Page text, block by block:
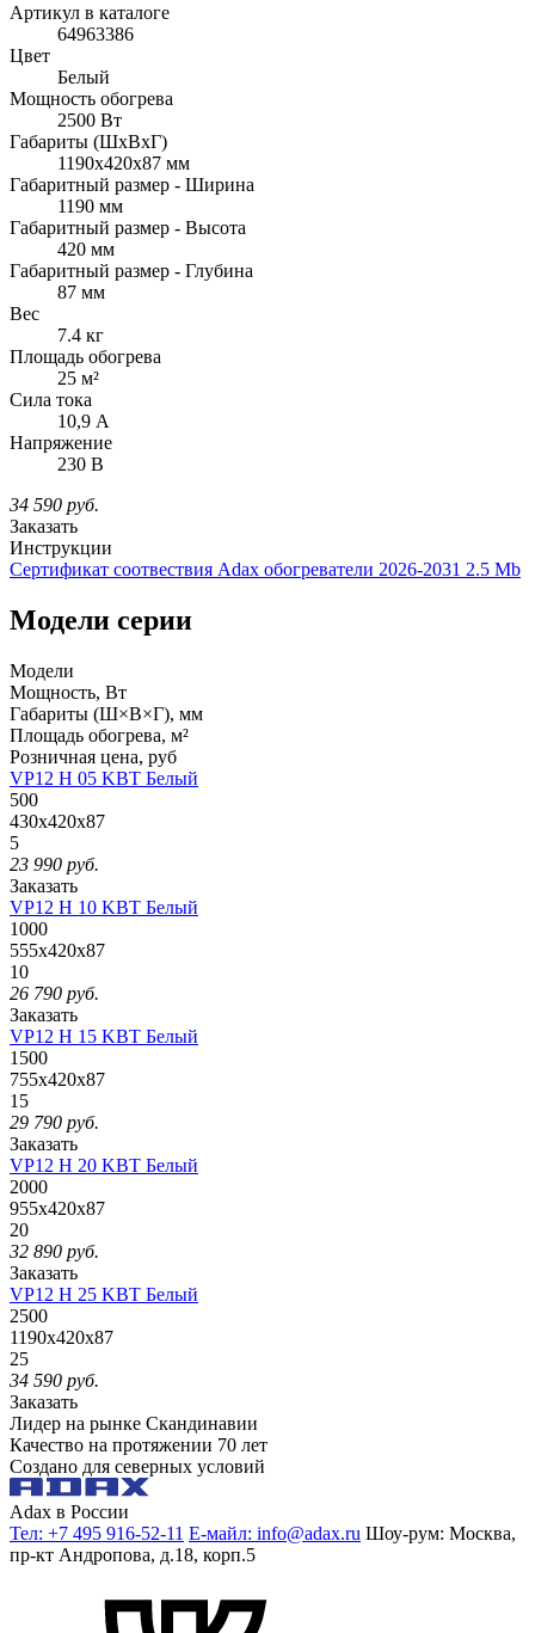
Артикул в каталоге
64963386
Цвет
Белый
Мощность обогрева
2500 Вт
Габариты (ШхВxГ)
1190x420x87 мм
Габаритный размер - Ширина
1190 мм
Габаритный размер - Высота
420 мм
Габаритный размер - Глубина
87 мм
Вес
7.4 кг
Площадь обогрева
25 м²
Сила тока
10,9 А
Напряжение
230 В
34 590 руб.
Заказать
Инструкции
Сертификат соотвествия Adax обогреватели 2026-2031 2.5 Mb
Модели серии
Модели
Мощность, Вт
Габариты (Ш×В×Г), мм
Площадь обогрева, м²
Розничная цена, руб
VP12 H 05 KBT Белый
500
430x420x87
5
23 990 руб.
Заказать
VP12 H 10 KBT Белый
1000
555x420x87
10
26 790 руб.
Заказать
VP12 H 15 KBT Белый
1500
755x420x87
15
29 790 руб.
Заказать
VP12 H 20 KBT Белый
2000
955x420x87
20
32 890 руб.
Заказать
VP12 H 25 KBT Белый
2500
1190x420x87
25
34 590 руб.
Заказать
Лидер на рынке Скандинавии
Качество на протяжении 70 лет
Создано для северных условий
Adax в России
Тел: +7 495 916-52-11 Е-майл: info@adax.ru Шоу-рум: Москва,
пр-кт Андропова, д.18, корп.5